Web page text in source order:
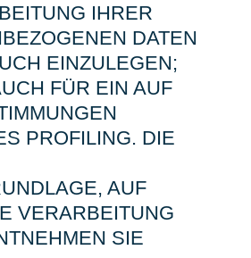
IHRER
DATEN
EINZULEGEN;
FÜR EIN AUF
PROFILING. DIE
AUF
VERARBEITUNG
SIE